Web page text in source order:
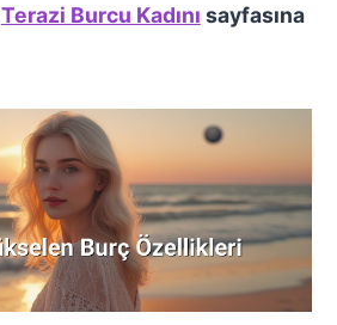
Terazi Burcu Kadını sayfasına